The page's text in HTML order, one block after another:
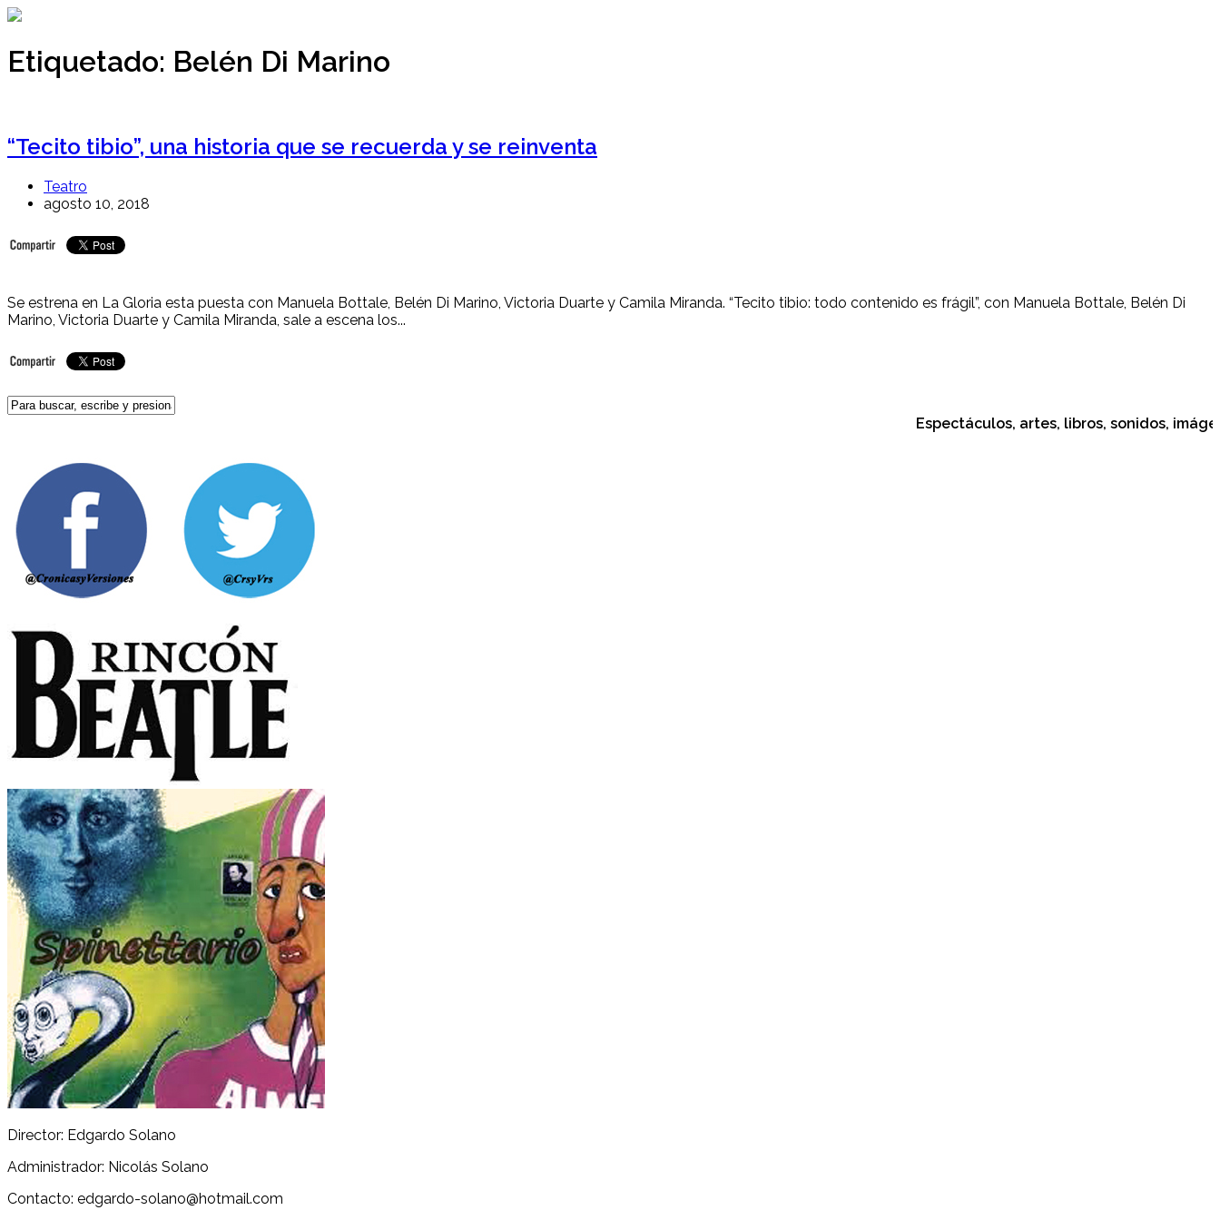
Ir
contenido
Etiquetado: Belén Di Marino
“Tecito tibio”, una historia que se recuerda y se reinventa
Teatro
agosto 10, 2018
Se estrena en La Gloria esta puesta con Manuela Bottale, Belén Di Marino, Victoria Duarte y Camila Miranda. “Tecito tibio: todo contenido es frágil”, con Manuela Bottale, Belén Di
Marino, Victoria Duarte y Camila Miranda, sale a escena los...
Espectáculos, artes, libros, sonidos,
Director: Edgardo Solano
Administrador: Nicolás Solano
Contacto: edgardo-solano@hotmail.com